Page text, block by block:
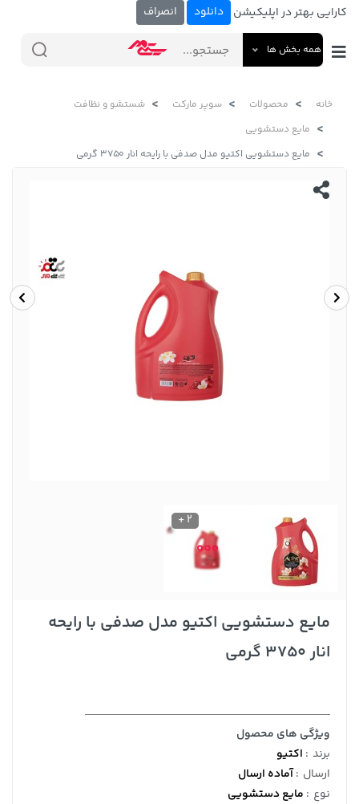
کارایی بهتر در اپلیکیشن دانلود انصراف
همه بخش ها
خانه محصولات سوپر مارکت
شستشو و نظافت
مایع دستشویی
مایع دستشویی اکتیو مدل صدفی با رایحه انار 3750 گرمی
2 +
مایع دستشویی اکتیو مدل صدفی با رایحه
انار 3750 گرمی
ویژگی های محصول
برند : اکتیو
ارسال :آماده ارسال
نوع : مایع دستشویی